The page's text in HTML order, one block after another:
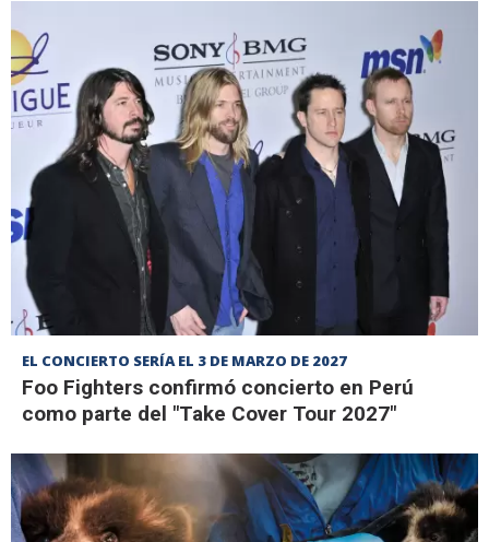
EL CONCIERTO SERÍA EL 3 DE MARZO DE 2027
Foo Fighters confirmó concierto en Perú
como parte del "Take Cover Tour 2027"